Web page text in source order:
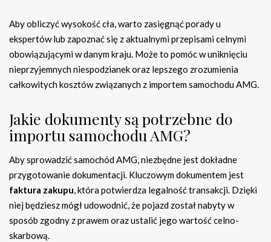
Aby obliczyć wysokość cła, warto zasięgnąć porady u
ekspertów lub zapoznać się z aktualnymi przepisami celnymi
obowiązującymi w danym kraju. Może to pomóc w uniknięciu
nieprzyjemnych niespodzianek oraz lepszego zrozumienia
całkowitych kosztów związanych z importem samochodu AMG.
Jakie dokumenty są potrzebne do
importu samochodu AMG?
Aby sprowadzić samochód AMG, niezbędne jest dokładne
przygotowanie dokumentacji. Kluczowym dokumentem jest
faktura zakupu, która potwierdza legalność transakcji. Dzięki
niej będziesz mógł udowodnić, że pojazd został nabyty w
sposób zgodny z prawem oraz ustalić jego wartość celno-
skarbową.